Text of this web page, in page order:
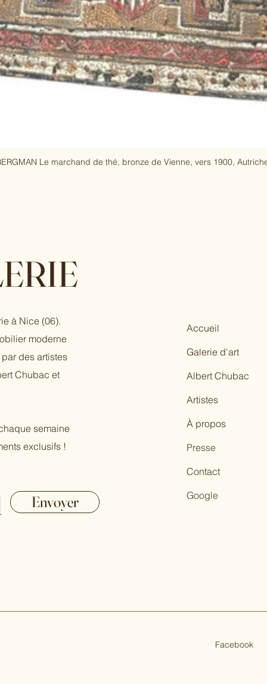
Le marchand de thé, bronze de Vienne, vers 1900,
à Nice (06).
moderne
des artistes
Chubac et
semaine
exclusifs !
Envoyer
Accueil
Galerie d'art
Albert Chubac
Artistes
À propos
Presse
Contact
Google
Facebook